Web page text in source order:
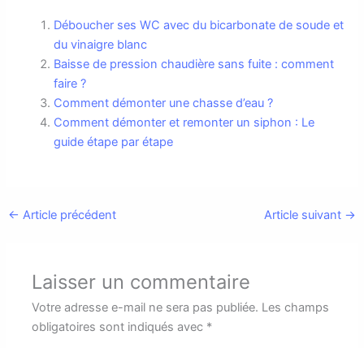
Déboucher ses WC avec du bicarbonate de soude et
du vinaigre blanc
Baisse de pression chaudière sans fuite : comment
faire ?
Comment démonter une chasse d’eau ?
Comment démonter et remonter un siphon : Le
guide étape par étape
← Article précédent Article suivant →
Laisser un commentaire
Votre adresse e-mail ne sera pas publiée. Les champs
obligatoires sont indiqués avec *